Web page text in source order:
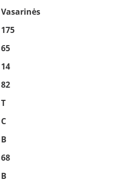
Vasarinės
175
65
14
82
T
C
B
68
B